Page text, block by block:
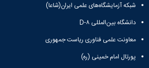
شبکه آزمایشگاه‌های علمی ایران(شاعا)
دانشگاه بین‌المللی D-۸
معاونت علمی فناوری ریاست جمهوری
پورتال امام خمینی (ره)